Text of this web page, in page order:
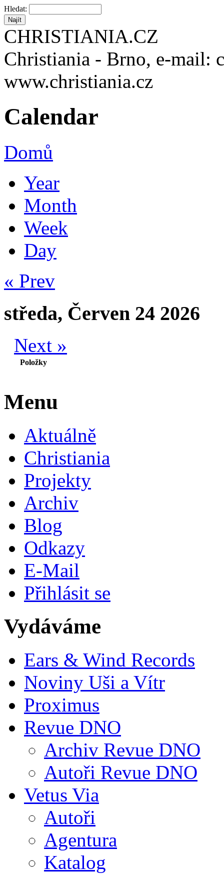
Hledat:
CHRISTIANIA.CZ
Christiania - Brno, e-mail:
www.christiania.cz
Calendar
Domů
Year
Month
Week
Day
« Prev
středa, Červen 24 2026
Next »
Položky
Menu
Aktuálně
Christiania
Projekty
Archiv
Blog
Odkazy
E-Mail
Přihlásit se
Vydáváme
Ears & Wind Records
Noviny Uši a Vítr
Proximus
Revue DNO
Archiv Revue DNO
Autoři Revue DNO
Vetus Via
Autoři
Agentura
Katalog